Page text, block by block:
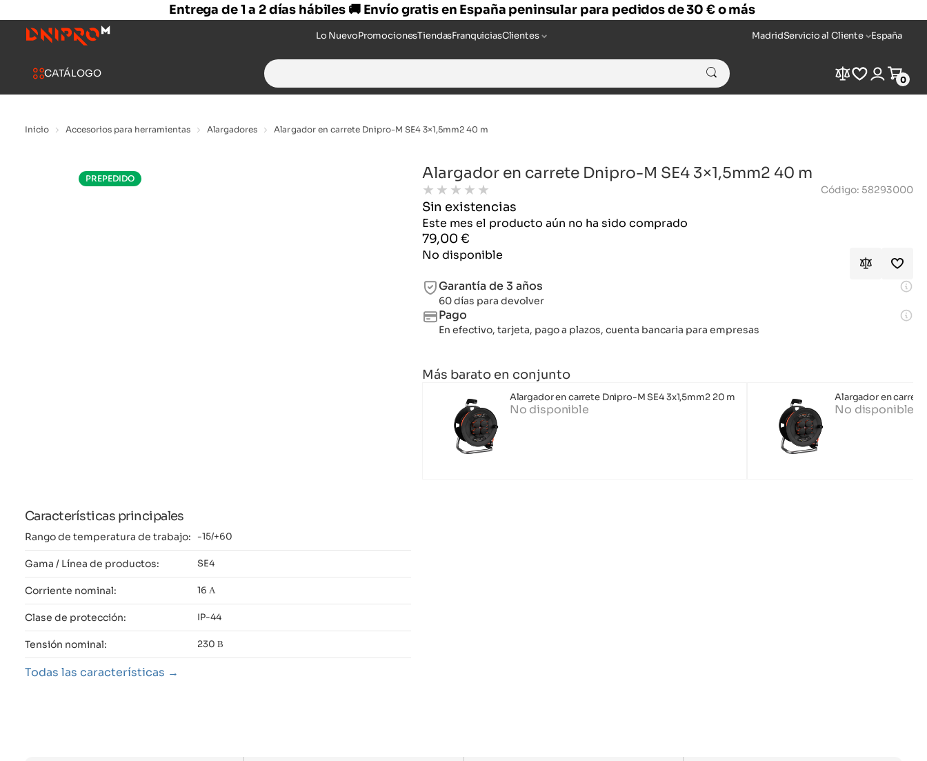
Entrega de 1 a 2 días hábiles 🚚 Envío gratis en España peninsular para pedidos de 30 € o más
Lo NuevoPromocionesTiendasFranquiciasClientes MadridServicio al Cliente España
CATÁLOGO
Search
for:
Compare
Wishlist
Login
Cart
0
Inicio Accesorios para herramientas Alargadores Alargador en carrete Dnipro-M SE4 3×1,5mm2 40 m
PREPEDIDO
Características principales
Rango de temperatura de trabajo: -15/+60
Gama / Línea de productos: SE4
Corriente nominal: 16 А
Clase de protección: IP-44
Tensión nominal: 230 В
Todas las características
Alargador en carrete Dnipro-M SE4 3×1,5mm2 40 m
★ ★ ★ ★ ★ Código: 58293000
Sin existencias
Este mes el producto aún no ha sido comprado
79,00 €
No disponible
Garantía de 3 años
60 días para devolver
Pago
En efectivo, tarjeta, pago a plazos, cuenta bancaria para empresas
Más barato en conjunto
Alargador en carrete Dnipro-M SE4 3x1,5mm2 20 m
No disponible
Alargador en
No disponible